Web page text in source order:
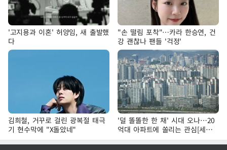
'고지용과 이혼' 허양임, 새 출발했
다
"손 떨림 포착"…카라 한승연, 건
강 괜찮나 팬들 '걱정'
김희철, 거꾸로 걸린 광복절 태극
기 현수막에 "X돌았네"
'덜 똘똘한 한 채' 시대 오나…20
억대 아파트에 쏠리는 관심[세제
개편, 그 이후②]